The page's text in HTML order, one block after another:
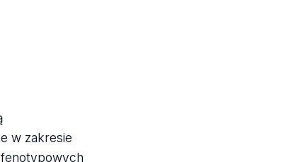
w zakresie